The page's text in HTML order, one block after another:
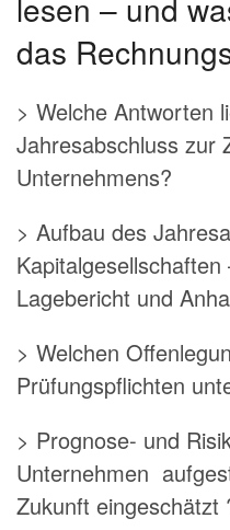
das
> Welche Antworten
Jahresabschluss zur
Unternehmens?
> Aufbau des
Lagebericht und
> Welchen
Prüfungspflichten
> Prognose- und
Unternehmen
Zukunft eingeschätzt